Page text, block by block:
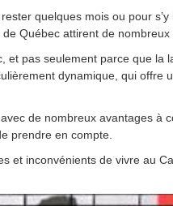
quelques mois ou pour
Québec attirent de nombreux
et pas seulement parce que la
dynamique, qui offre
de nombreux avantages à
prendre en compte.
et inconvénients de vivre au